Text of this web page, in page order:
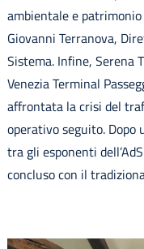
ambientale e
Giovanni Terranova,
Sistema. Infine, Serena
Venezia Terminal
affrontata la crisi del
operativo seguito.
tra gli esponenti
concluso con il